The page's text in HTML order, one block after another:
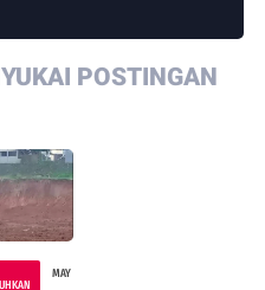
POSTINGAN
MAY